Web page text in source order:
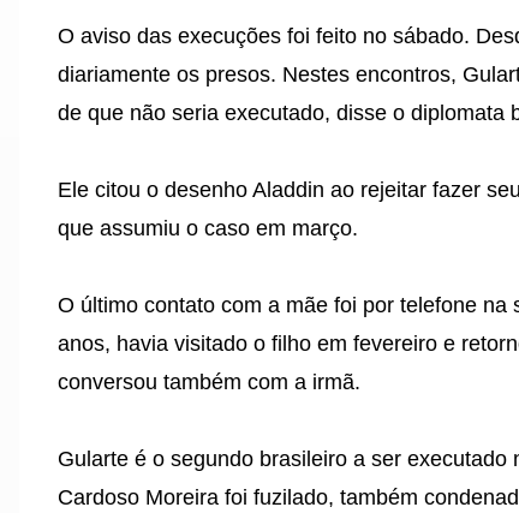
O aviso das execuções foi feito no sábado.
diariamente os presos. Nestes encontros,
de que não seria executado, disse o diplomata
Ele citou o desenho Aladdin ao rejeitar fazer
que assumiu o caso em março.
O último contato com a mãe foi por telefone
anos, havia visitado o filho em fevereiro e
conversou também com a irmã.
Gularte é o segundo brasileiro a ser
Cardoso Moreira foi fuzilado, também